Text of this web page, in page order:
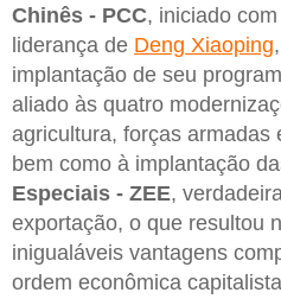
Chinês - PCC, iniciado
liderança de Deng Xiaoping
implantação de seu
aliado às quatro
agricultura, forças armadas
bem como à implantação
Especiais - ZEE,
exportação, o que resultou
inigualáveis vantagens
ordem econômica